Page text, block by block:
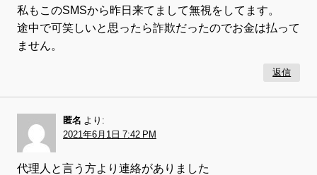
私もこのSMSから昨日来てまして無視をしてます。
途中で可笑しいと思ったら詐欺だったのでお金は払って
ません。
返信
匿名 より:
2021年6月1日 7:42 PM
代理人と言う方より連絡がありました